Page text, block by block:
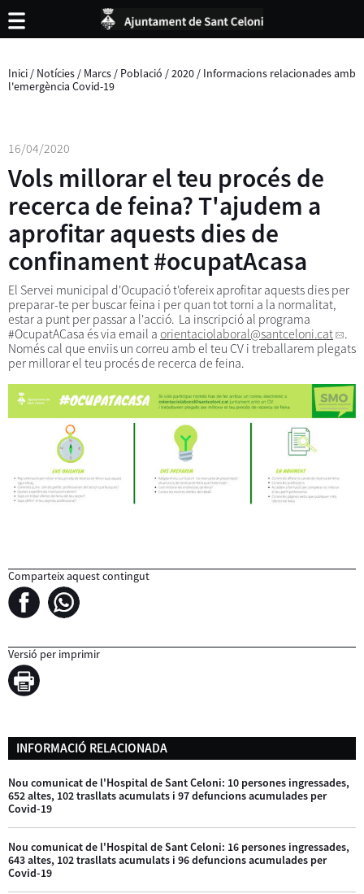
Inici / Notícies / Marcs / Població /2020 / Informacions relacionades amb
l'emergència Covid-19
16/04/2020
Vols millorar el teu procés de
recerca de feina? T'ajudem a
aprofitar aquests dies de
confinament #ocupatAcasa
El Servei municipal d'Ocupació t'ofereix aprofitar aquests dies per
preparar-te per buscar feina i per quan tot torni a la normalitat,
estar a punt per passar a l'acció. La inscripció al programa
#OcupatACasa és via email a orientaciolaboral@santceloni.cat
.
Només cal que enviis un correu amb el teu CV i treballarem plegats
per millorar el teu procés de recerca de feina.
Comparteix aquest contingut
Versió per imprimir
INFORMACIÓ RELACIONADA
Nou comunicat de l'Hospital de Sant Celoni: 10 persones ingressades,
652 altes, 102 trasllats acumulats i 97 defuncions acumulades per
Covid-19
Nou comunicat de l'Hospital de Sant Celoni: 16 persones ingressades,
643 altes, 102 trasllats acumulats i 96 defuncions acumulades per
Covid-19